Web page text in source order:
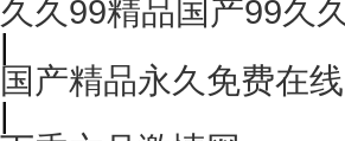
久久99精品国产99久久
|
国产精品永久免费在线
|